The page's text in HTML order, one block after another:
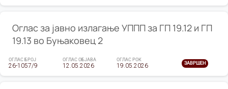
Оглас за јавно излагање УППП за ГП 19.12 и ГП
19.13 во Буњаковец 2
ОГЛАС БРОЈ
26-1057/9
ОГЛАС ОБЈАВА
12.05.2026
ОГЛАС РОК
19.05.2026 ЗАВРШЕН